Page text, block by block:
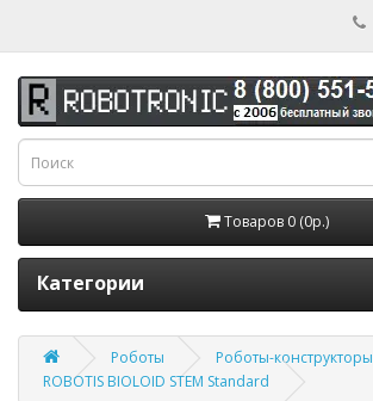
Товаров 0 (0р.)
Категории
Роботы
Роботы-конструкторы
ROBOTIS BIOLOID STEM Standard